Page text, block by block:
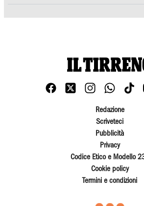
Redazione
Scriveteci
Pubblicità
Privacy
Codice Etico e Modello
Cookie policy
Termini e condizioni